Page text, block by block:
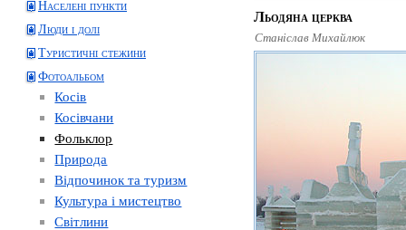
Населені пункти
Люди і долі
Туристичні стежини
Фотоальбом
Косів
Косівчани
Фольклор
Природа
Відпочинок та туризм
Культура і мистецтво
Світлини
Льодяна церква
Станіслав Михайлюк